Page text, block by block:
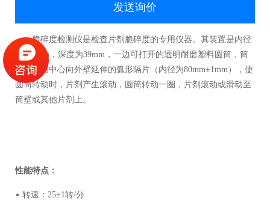
发送询价
脆碎度检测仪是检查片剂脆碎度的专用仪器。其装置是内径
为286mm，深度为39mm，一边可打开的透明耐磨塑料圆筒，筒
内有一自中心向外壁延伸的弧形隔片（内径为80mm±1mm），使
圆筒转动时，片剂产生滚动，圆筒转动一圈，片剂滚动或滑动至
筒壁或其他片剂上。
性能特点：
• 转速： 25±1转/分